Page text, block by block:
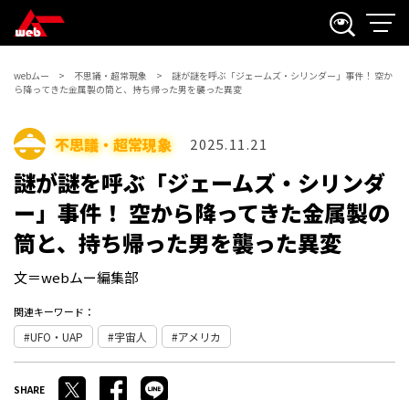
webムー 不思議・超常現象
謎が謎を呼ぶ「ジェームズ・シリンダー」事件！ 空か
ら降ってきた金属製の筒と、持ち帰った男を襲った異変
不思議・超常現象 2025.11.21
謎が謎を呼ぶ「ジェームズ・シリンダ
ー」事件！ 空から降ってきた金属製の
筒と、持ち帰った男を襲った異変
文＝webムー編集部
関連キーワード：
UFO・UAP 宇宙人 アメリカ